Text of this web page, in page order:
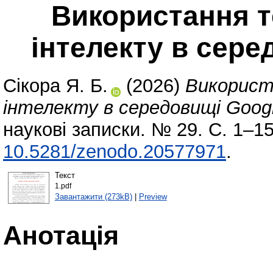
Використання
інтелекту в
Сікора Я. Б. (2026)
інтелекту в середовищі
наукові записки. № 29. С.
10.5281/zenodo.20577971.
Текст
1.pdf
Завантажити (273kB)| Preview
Анотація